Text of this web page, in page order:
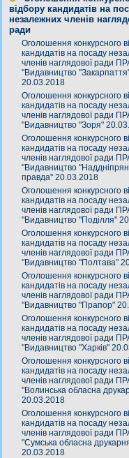
відбору кандидатів на
незалежних членів
ради
Оголошення конкурсного
кандидатів на посаду
членів наглядової ради
"Видавництво
20.03.2018
Оголошення конкурсного
кандидатів на посаду
членів наглядової ради
"Видавництво "Зоря"
Оголошення конкурсного
кандидатів на посаду
членів наглядової ради
"Видавництво
правда" 20.03.2018
Оголошення конкурсного
кандидатів на посаду
членів наглядової ради
"Видавництво "Поділля"
Оголошення конкурсного
кандидатів на посаду
членів наглядової ради
"Видавництво "Полтава"
Оголошення конкурсного
кандидатів на посаду
членів наглядової ради
"Видавництво "Прапор"
Оголошення конкурсного
кандидатів на посаду
членів наглядової ради
"Видавництво "Харків"
Оголошення конкурсного
кандидатів на посаду
членів наглядової ради
"Волинська обласна
20.03.2018
Оголошення конкурсного
кандидатів на посаду
членів наглядової ради
"Сумська обласна
20.03.2018